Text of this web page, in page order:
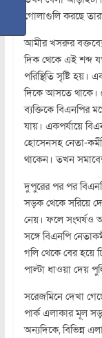
গোলাগুলি করছে
আমীর খসরুর
দিক থেকে এই শব্দ
পরিস্থিতি সৃষ্টি হয়।
দিকে আসতে থাকে।
ব্যক্তিকে বিএনপির
যায়। একপর্যায়ে
হোসেনসহ নেতা-
থাকেন। তখন
দুপুরের পর পর
সড়ক থেকে সরিয়ে
নেয়। ফলে সংঘর্ষও
সঙ্গে বিএনপি
গলি থেকে বের হয়ে
পাল্টা ধাওয়া দেয়
সরেজমিনে দেখা
পার্ক এলাকার মূল
অন্যদিকে, বিভিন্ন